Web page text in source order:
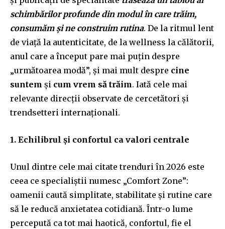
schimbărilor profunde din modul în care trăim,
consumăm și ne construim rutina. De la ritmul lent
de viață la autenticitate, de la wellness la călătorii,
anul care a început pare mai puțin despre
„următoarea modă”, și mai mult despre cine
suntem și cum vrem să trăim. Iată cele mai
relevante direcții observate de cercetători și
trendsetteri internaționali.
1. Echilibrul și confortul ca valori centrale
Unul dintre cele mai citate trenduri în 2026 este
ceea ce specialiștii numesc „Comfort Zone”:
oamenii caută simplitate, stabilitate și rutine care
să le reducă anxietatea cotidiană. Într-o lume
percepută ca tot mai haotică, confortul, fie el